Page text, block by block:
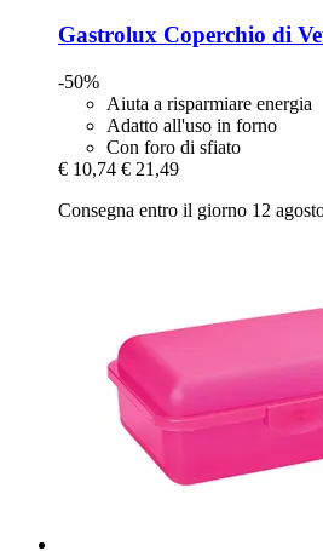
Gastrolux Coperchio di
-50%
Aiuta a risparmiare energia
Adatto all'uso in forno
Con foro di sfiato
€ 10,74 € 21,49
Consegna entro il giorno 12